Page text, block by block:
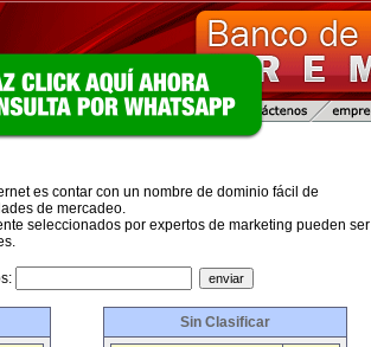
es contar con un nombre de dominio fácil de
de mercadeo.
seleccionados por expertos de marketing pueden ser
Sin Clasificar